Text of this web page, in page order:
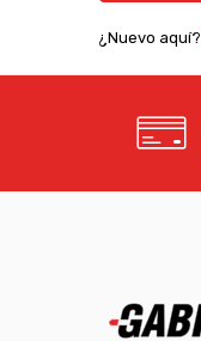
¿Nuevo aquí?